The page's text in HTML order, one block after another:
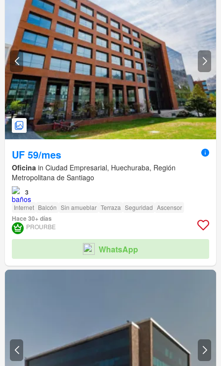
UF 59/mes
Oficina in Ciudad Empresarial, Huechuraba, Región
Metropolitana de Santiago
3
Internet Balcón Sin amueblar Terraza Seguridad Ascensor
Hace 30+ días
PROURBE
WhatsApp